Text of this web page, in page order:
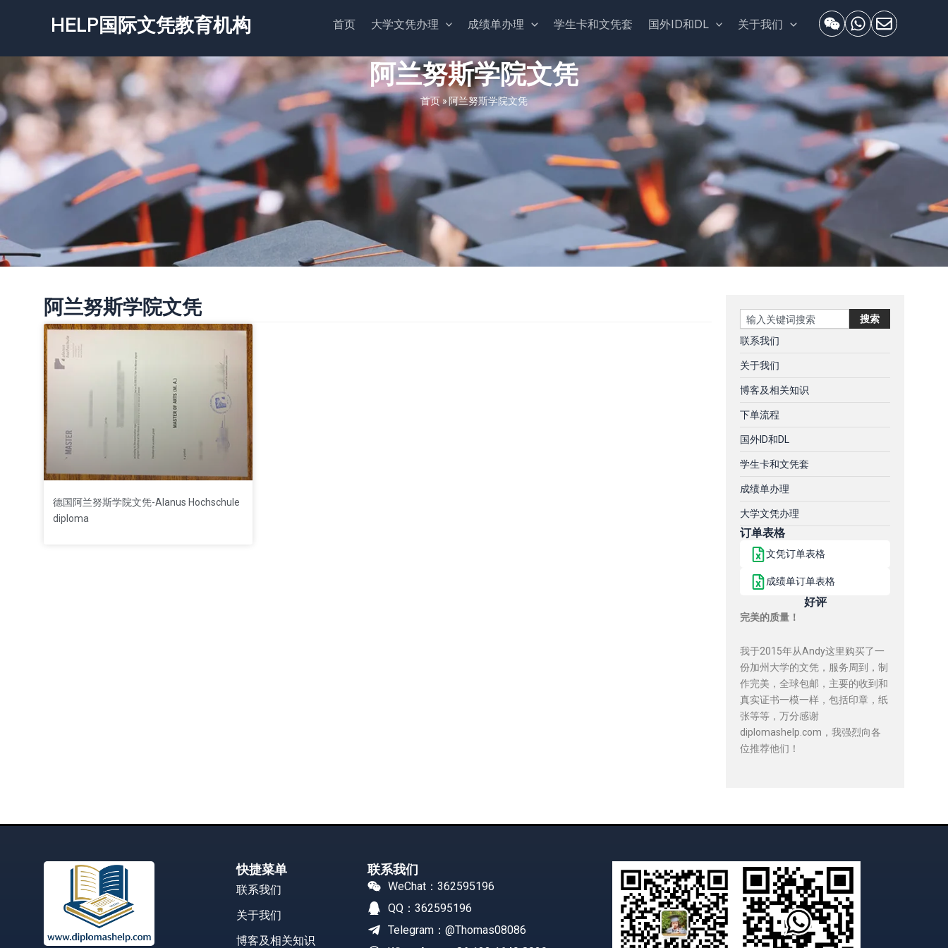
容
HELP国际文凭教育机构 首页 大学文凭办理 成绩单办理 学生卡和文凭套 国外ID和DL 关于我们
阿兰努斯学院文凭
首页»阿兰努斯学院文凭
阿兰努斯学院文凭
德国阿兰努斯学院文凭-Alanus Hochschule
diploma
Search 搜索
联系我们
关于我们
博客及相关知识
下单流程
国外ID和DL
学生卡和文凭套
成绩单办理
大学文凭办理
订单表格
文凭订单表格
成绩单订单表格
好评
完美的质量！
我于2015年从Andy这里购买了一
份加州大学的文凭，服务周到，制
作完美，全球包邮，主要的收到和
真实证书一模一样，包括印章，纸
张等等，万分感谢
diplomashelp.com，我强烈向各
位推荐他们！
快捷菜单
联系我们
关于我们
博客及相关知识
联系我们
WeChat：362595196
QQ：362595196
Telegram：@Thomas08086